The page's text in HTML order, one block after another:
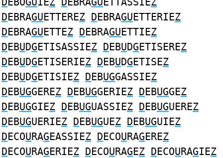
DEBRAGUETTEREZ DEBRAGUETTERIEZ
DEBRAGUETTEZ DEBRAGUETTIEZ
DEBUDGETISASSIEZ DEBUDGETISEREZ
DEBUDGETISERIEZ DEBUDGETISEZ
DEBUDGETISIEZ DEBUGGASSIEZ
DEBUGGEREZ DEBUGGERIEZ DEBUGGEZ
DEBUGGIEZ DEBUGUASSIEZ DEBUGUEREZ
DEBUGUERIEZ DEBUGUEZ DEBUGUIEZ
DECOURAGEASSIEZ DECOURAGEREZ
DECOURAGERIEZ DECOURAGEZ DECOURAGIEZ